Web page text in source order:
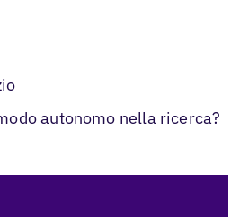
autonomo nella ricerca?